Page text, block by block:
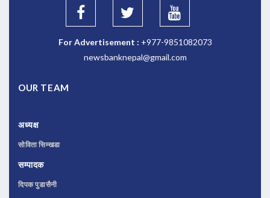
For Advertisement : +977-9851082073
newsbanknepal@gmail.com
OUR TEAM
अध्यक्ष
सोविता सिम्खडा
सम्पादक
दिपक पुडासैनी